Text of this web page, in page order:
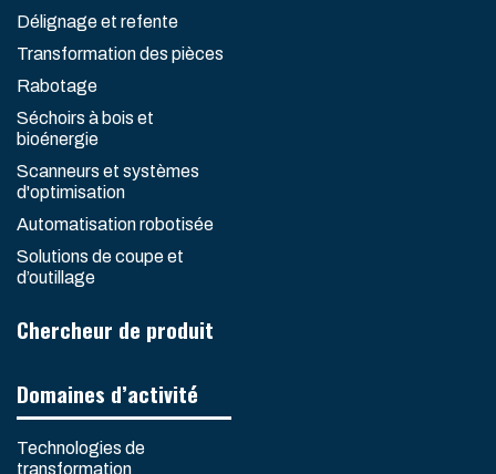
Délignage et refente
Transformation des pièces
Rabotage
Séchoirs à bois et
bioénergie
Scanneurs et systèmes
d'optimisation
Automatisation robotisée
Solutions de coupe et
d’outillage
Chercheur de produit
Domaines d’activité
Technologies de
transformation